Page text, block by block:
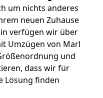
um nichts anderes
neuen Zuhause
verfügen wir über
Umzügen von Marl
und
dass wir für
Lösung finden